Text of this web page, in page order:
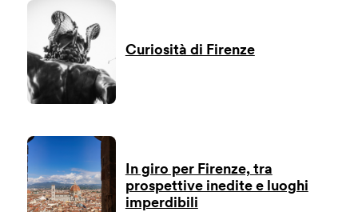
Curiosità di Firenze
In giro per Firenze, tra
prospettive inedite e luoghi
imperdibili